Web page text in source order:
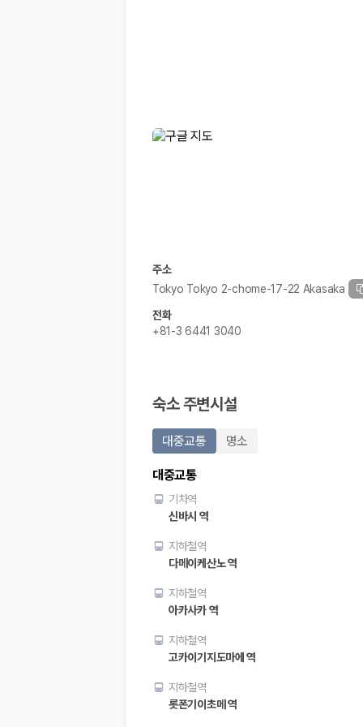
혼자 또는 2인 여행에 적합하며 제주 렌트카 최저가를 찾는 사용
단체 여행이나 4인 이상 가족 여행에 적합하며 인원수, 짐 공간, 보
2000만 고객이 선택한 렌트카 가격비교 플랫폼
카모아는 제주렌트카부터 국내·해외 렌트카까지 비교할 수 있는 렌트카 가
제주렌트카 가격비교 자주 묻는 질문
A. 대여일, 반납일, 인수 지역을 선택하면 제주도 렌트카 업체별 가격, 차
Q. 제주 렌트카 최저가는 무엇을 기준으로 비교해야 하나요?
Q. 제주 렌트카 가격비교 시 보험도 함께 비교할 수 있나요?
Q. 가족 여행에는 어떤 제주 렌트카를 비교해야 하나요?
제주렌트카 가격비교 주요 링크
제주도 렌트카 실시간 최저가 가격비교
주소
Tokyo Tokyo 2-chome-17-22 Akasaka
전화
+81-3 6441 3040
숙소 주변시설
대중교통 명소
대중교통
기차역
신바시 역
지하철역
다메이케산노 역
지하철역
아카사카 역
지하철역
고카이기지도마에 역
지하철역
롯폰기이초메 역